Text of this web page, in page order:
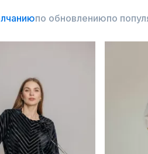
по обновлениюпо